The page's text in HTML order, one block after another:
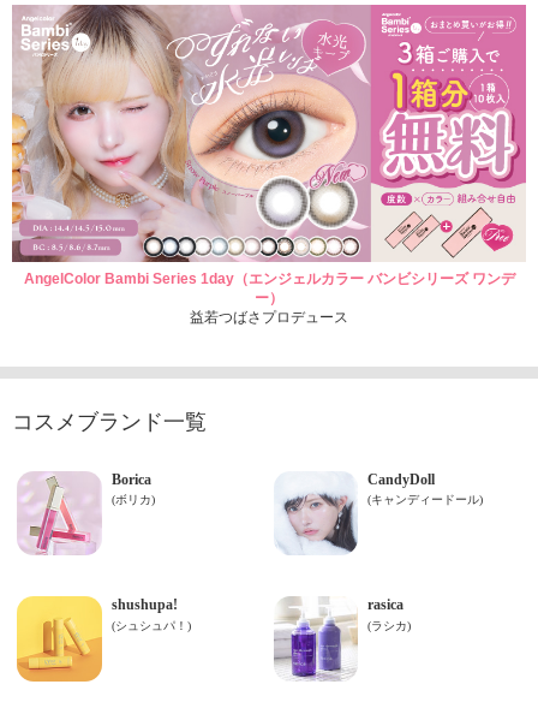
AngelColor Bambi Series 1day（エンジェルカラー バンビシリーズ ワンデ
ー）
益若つばさプロデュース
コスメブランド一覧